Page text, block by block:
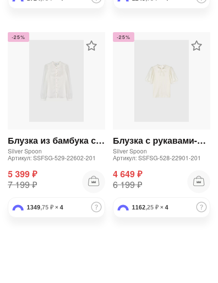
-25%
Блузка из бамбука со струящимися рукавами
Silver Spoon
Артикул: SSFSG-529-22602-201
5 399 ₽
7 199 ₽
1349,75 ₽ × 4
-25%
Блузка с рукавами-фонариками
Silver Spoon
Артикул: SSFSG-528-22901-201
4 649 ₽
6 199 ₽
1162,25 ₽ × 4